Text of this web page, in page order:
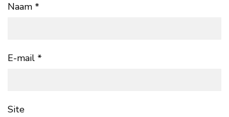
Naam *
E-mail *
Site